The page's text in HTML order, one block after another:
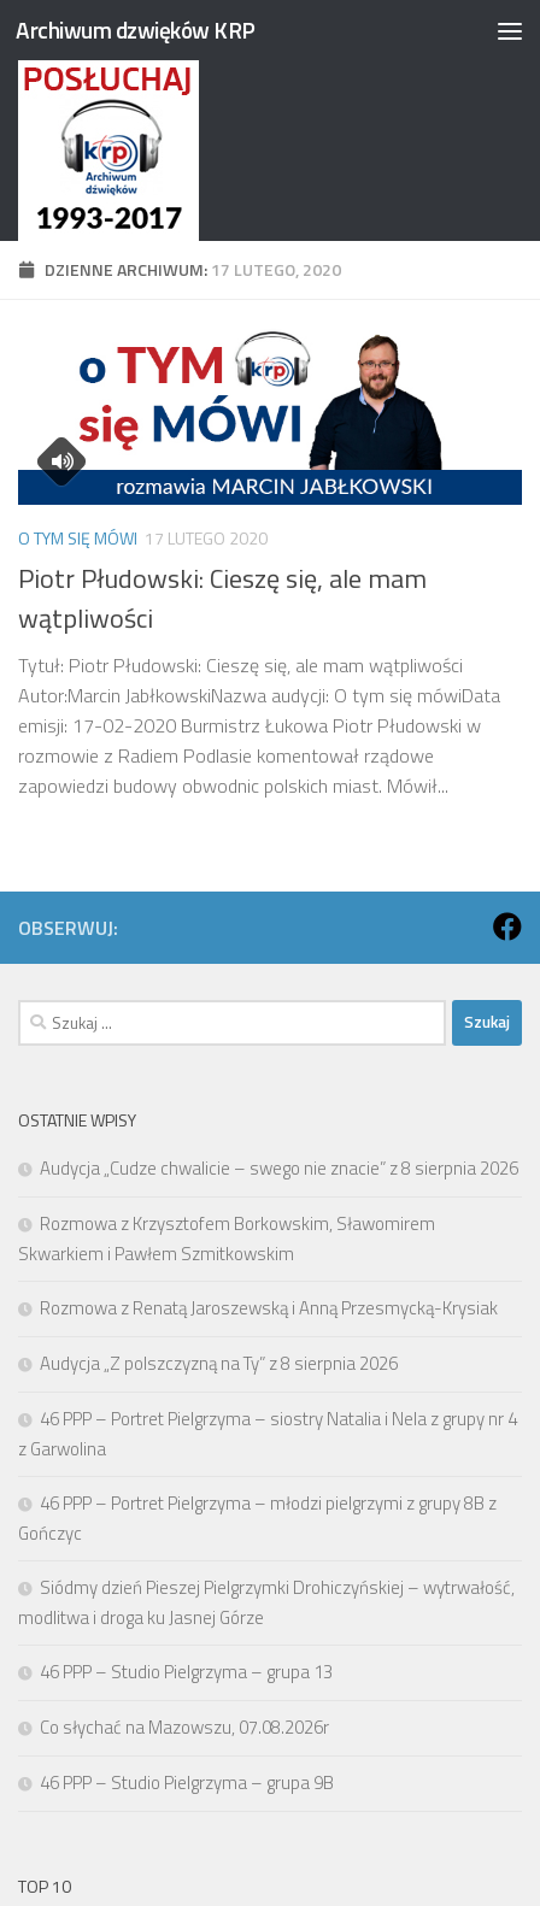
Przejdź do treści
Archiwum dzwięków KRP
DZIENNE ARCHIWUM:17 LUTEGO, 2020
O TYM SIĘ MÓWI 17 LUTEGO 2020
Piotr Płudowski: Cieszę się, ale mam
wątpliwości
Tytuł: Piotr Płudowski: Cieszę się, ale mam wątpliwości
Autor:Marcin JabłkowskiNazwa audycji: O tym się mówiData
emisji: 17-02-2020 Burmistrz Łukowa Piotr Płudowski w
rozmowie z Radiem Podlasie komentował rządowe
zapowiedzi budowy obwodnic polskich miast. Mówił...
OBSERWUJ:
Szukaj:
OSTATNIE WPISY
Audycja „Cudze chwalicie – swego nie znacie” z 8 sierpnia 2026
Rozmowa z Krzysztofem Borkowskim, Sławomirem
Skwarkiem i Pawłem Szmitkowskim
Rozmowa z Renatą Jaroszewską i Anną Przesmycką-Krysiak
Audycja „Z polszczyzną na Ty” z 8 sierpnia 2026
46 PPP – Portret Pielgrzyma – siostry Natalia i Nela z grupy nr 4
z Garwolina
46 PPP – Portret Pielgrzyma – młodzi pielgrzymi z grupy 8B z
Gończyc
Siódmy dzień Pieszej Pielgrzymki Drohiczyńskiej – wytrwałość,
modlitwa i droga ku Jasnej Górze
46 PPP – Studio Pielgrzyma – grupa 13
Co słychać na Mazowszu, 07.08.2026r
46 PPP – Studio Pielgrzyma – grupa 9B
TOP 10